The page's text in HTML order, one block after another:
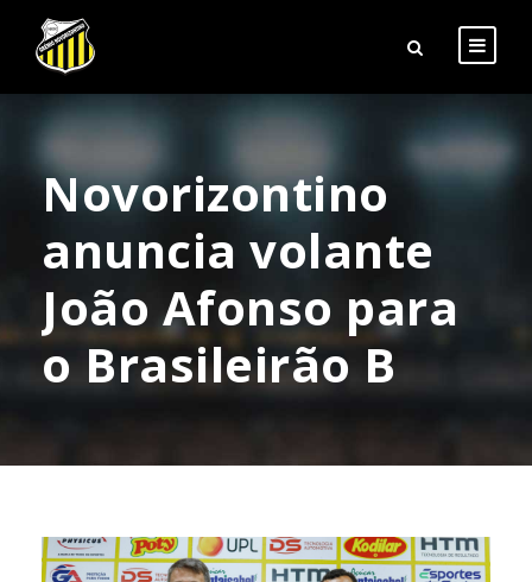
Novorizontino
anuncia volante
João Afonso para
o Brasileirão B